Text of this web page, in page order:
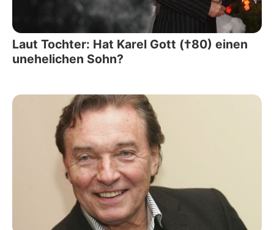
Laut Tochter: Hat Karel Gott (†80) einen
unehelichen Sohn?